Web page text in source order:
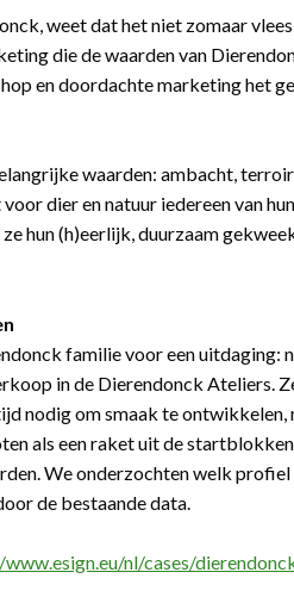
weet dat het niet zomaar
die de waarden van
en doordachte marketing het
waarden: ambacht,
dier en natuur iedereen van
hun (h)eerlijk, duurzaam
familie voor een uitdaging:
in de Dierendonck Ateliers.
nodig om smaak te ontwikkelen,
als een raket uit de
We onderzochten welk
de bestaande data.
nl/cases/